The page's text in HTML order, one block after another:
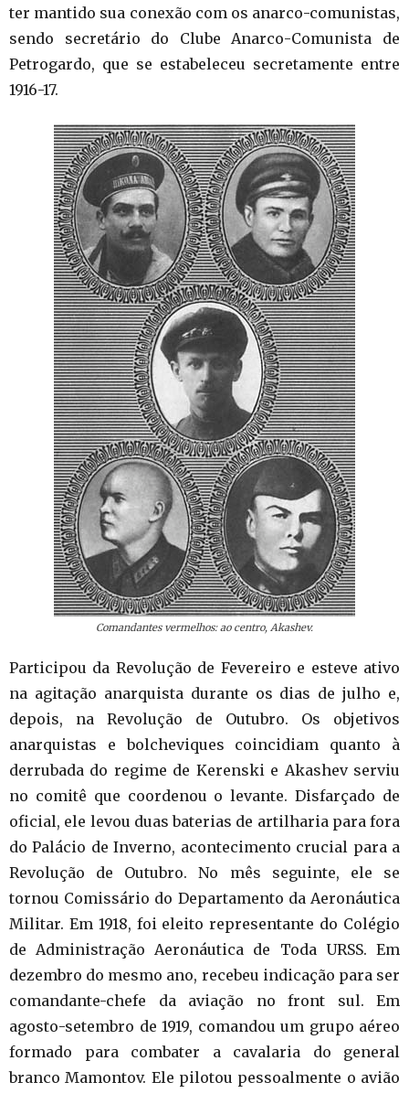
ter mantido sua conexão com os anarco-comunistas,
sendo secretário do Clube Anarco-Comunista de
Petrogardo, que se estabeleceu secretamente entre
1916-17.
Comandantes vermelhos: ao centro, Akashev.
Participou da Revolução de Fevereiro e esteve ativo
na agitação anarquista durante os dias de julho e,
depois, na Revolução de Outubro. Os objetivos
anarquistas e bolcheviques coincidiam quanto à
derrubada do regime de Kerenski e Akashev serviu
no comitê que coordenou o levante. Disfarçado de
oficial, ele levou duas baterias de artilharia para fora
do Palácio de Inverno, acontecimento crucial para a
Revolução de Outubro. No mês seguinte, ele se
tornou Comissário do Departamento da Aeronáutica
Militar. Em 1918, foi eleito representante do Colégio
de Administração Aeronáutica de Toda URSS. Em
dezembro do mesmo ano, recebeu indicação para ser
comandante-chefe da aviação no front sul. Em
agosto-setembro de 1919, comandou um grupo aéreo
formado para combater a cavalaria do general
branco Mamontov. Ele pilotou pessoalmente o avião